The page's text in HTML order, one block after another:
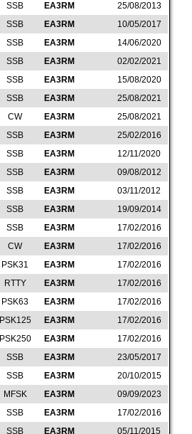
SSB EA3RM
25/08/2013
SSB EA3RM
10/05/2017
SSB EA3RM
14/06/2020
SSB EA3RM
02/02/2021
SSB EA3RM
15/08/2020
SSB EA3RM
25/08/2021
CW EA3RM
25/08/2021
SSB EA3RM
25/02/2016
SSB EA3RM
12/11/2020
SSB EA3RM
09/08/2012
SSB EA3RM
03/11/2012
SSB EA3RM
19/09/2014
SSB EA3RM
17/02/2016
CW EA3RM
17/02/2016
PSK31 EA3RM
17/02/2016
RTTY EA3RM
17/02/2016
PSK63 EA3RM
17/02/2016
PSK125 EA3RM
17/02/2016
PSK250 EA3RM
17/02/2016
SSB EA3RM
23/05/2017
SSB EA3RM
20/10/2015
MFSK EA3RM
09/09/2023
SSB EA3RM
17/02/2016
SSB EA3RM 05/11/2015